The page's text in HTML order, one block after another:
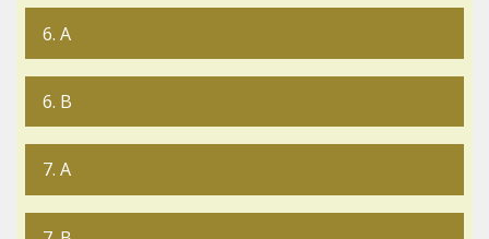
6. A
6. B
7. A